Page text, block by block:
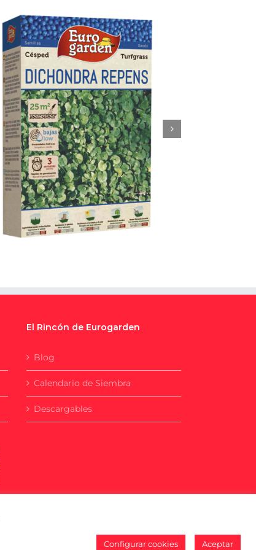
Dichondra Repens
El Rincón de Eurogarden
Blog
Calendario de Siembra
Descargables
Configurar cookies Aceptar